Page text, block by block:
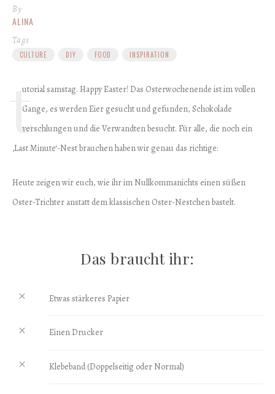
By
ALINA
Tags
CULTURE DIY FOOD INSPIRATION
t
utorial samstag. Happy Easter! Das Osterwochenende ist im vollen
Gange, es werden Eier gesucht und gefunden, Schokolade
verschlungen und die Verwandten besucht. Für alle, die noch ein
‚Last Minute‘-Nest brauchen haben wir genau das richtige:
Heute zeigen wir euch, wie ihr im Nullkommanichts einen süßen
Oster-Trichter anstatt dem klassischen Oster-Nestchen bastelt.
Das braucht ihr:
Etwas stärkeres Papier
Einen Drucker
Klebeband (Doppelseitig oder Normal)